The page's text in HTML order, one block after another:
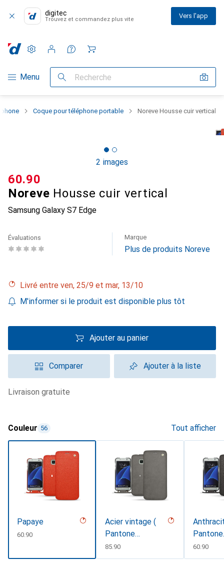
digitec
Trouvez et commandez plus vite Vers l'app
Navigation par catégorie
Menu Recherche
Paramètres
Compte client
Listes de comparaison
Listes d'envies
Panier
Coque pour téléphone portable Noreve Housse cuir vertical
2 images
Noreve Housse cuir vertical
Samsung Galaxy S7 Edge
CHF
60.90
Évaluations Marque
Plus de produits Noreve
Livré entre ven, 25/9 et mar, 13/10
M'informer si le produit est disponible plus tôt
Ajouter au panier
Comparer Ajouter à la liste
livraison gratuite
Couleur 56 Tout afficher
Papaye
CHF
60.90
Acier vintage (
Pantone
#d85827b )
CHF
85.90
Pantone
CHF
60.90